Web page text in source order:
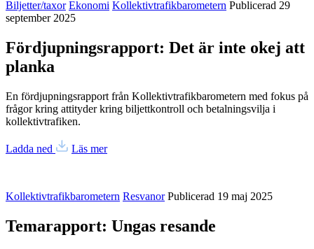
Biljetter/taxor Ekonomi Kollektivtrafikbarometern Publicerad 29
september 2025
Fördjupningsrapport: Det är inte okej att
planka
En fördjupningsrapport från Kollektivtrafikbarometern med fokus på
frågor kring attityder kring biljettkontroll och betalningsvilja i
kollektivtrafiken.
Ladda ned Läs mer
Kollektivtrafikbarometern Resvanor Publicerad 19 maj 2025
Temarapport: Ungas resande